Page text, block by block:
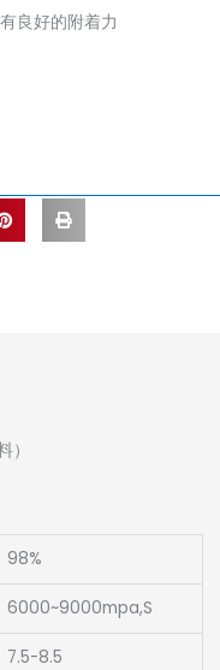
良好的附着力
98%
6000~9000mpa,S
7.5-8.5